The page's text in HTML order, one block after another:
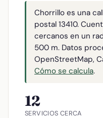
Chorrillo es una
postal 13410.
cercanos en un
500 m. Datos
OpenStreetMap,
Cómo se calcula.
12
SERVICIOS CERCA